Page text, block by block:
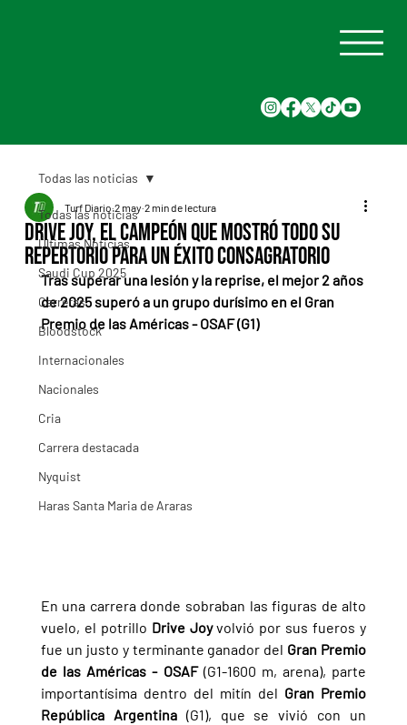
Todas las noticias
Últimas Noticias
Saudi Cup 2025
Carreras
Bloodstock
Internacionales
Nacionales
Cria
Carrera destacada
Nyquist
Haras Santa Maria de Araras
Todas las noticias
Drive Joy, el campeón que mostró todo su
repertorio para un éxito consagratorio
Turf Diario 2 may 2 min de lectura
Tras superar una lesión y la reprise, el mejor 2 años
de 2025 superó a un grupo durísimo en el Gran
Premio de las Américas - OSAF (G1)
En una carrera donde sobraban las figuras de alto
vuelo, el potrillo Drive Joy volvió por sus fueros y
fue un justo y terminante ganador del Gran Premio
de las Américas - OSAF (G1-1600 m, arena), parte
importantísima dentro del mitín del Gran Premio
República Argentina